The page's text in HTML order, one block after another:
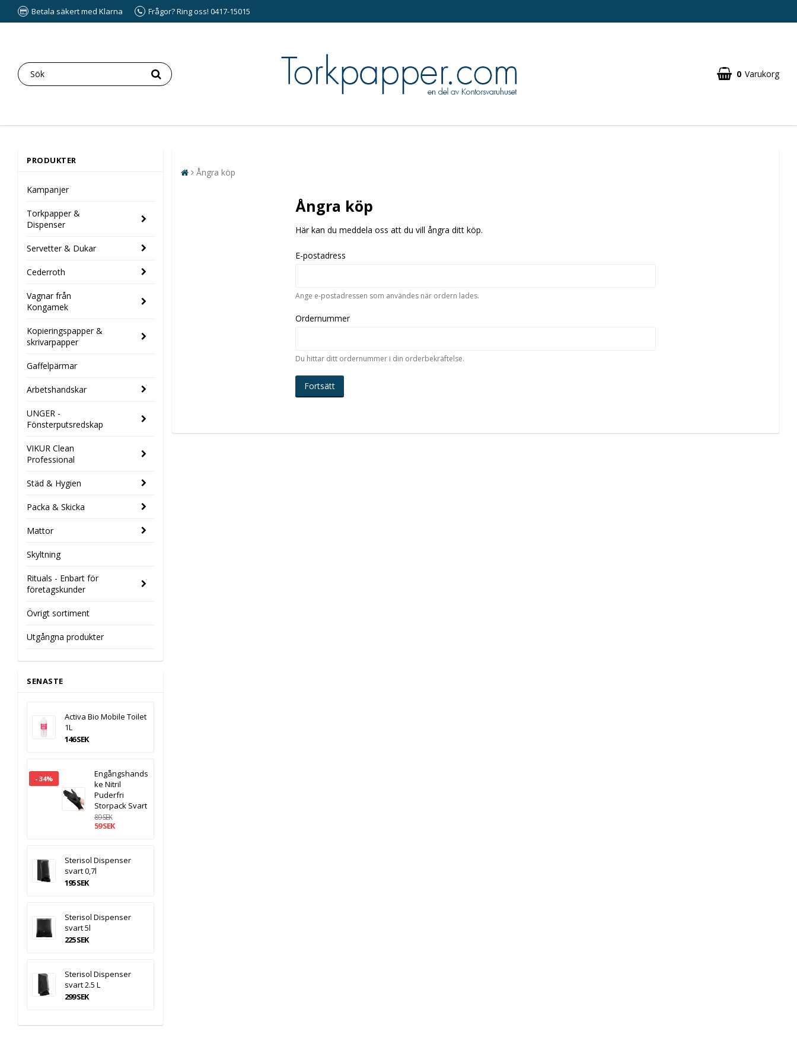
Betala säkert med Klarna Frågor? Ring oss! 0417-15015
0 Varukorg
PRODUKTER
Kampanjer
Torkpapper &
Dispenser
Servetter & Dukar
Cederroth
Vagnar från
Kongamek
Kopieringspapper &
skrivarpapper
Gaffelpärmar
Arbetshandskar
UNGER -
Fönsterputsredskap
VIKUR Clean
Professional
Städ & Hygien
Packa & Skicka
Mattor
Skyltning
Rituals - Enbart för
företagskunder
Övrigt sortiment
Utgångna produkter
SENASTE
Activa Bio Mobile Toilet
1L
146 SEK
- 34%
Engångshands
ke Nitril
Puderfri
Storpack Svart
89 SEK
59 SEK
Sterisol Dispenser
svart 0,7l
195 SEK
Sterisol Dispenser
svart 5l
225 SEK
Sterisol Dispenser
svart 2.5 L
299 SEK
Ångra köp
Ångra köp
Här kan du meddela oss att du vill ångra ditt köp.
E-postadress
Ange e-postadressen som användes när ordern lades.
Ordernummer
Du hittar ditt ordernummer i din orderbekräftelse.
Fortsätt